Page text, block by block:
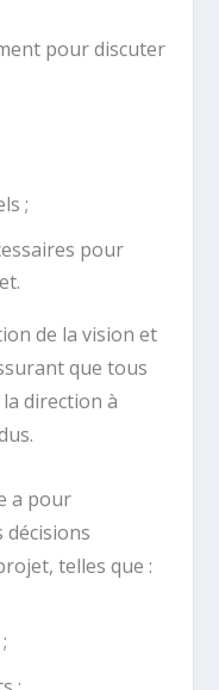
pour discuter
;
pour
de la vision et
que tous
direction à
a pour
telles que :